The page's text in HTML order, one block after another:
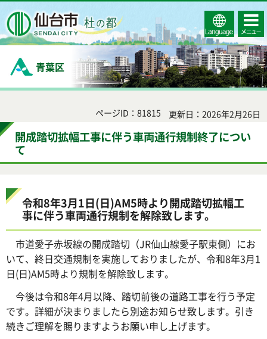
Select
Language
コンテ
ンツメ
ニュー
青葉区
ページID：81815 更新日：2026年2月26日
開成踏切拡幅工事に伴う車両通行規制終了につい
て
令和8年3月1日(日)AM5時より開成踏切拡幅工
事に伴う車両通行規制を解除致します。
市道愛子赤坂線の開成踏切（JR仙山線愛子駅東側）にお
いて、終日交通規制を実施しておりましたが、令和8年3月1
日(日)AM5時より規制を解除致します。
今後は令和8年4月以降、踏切前後の道路工事を行う予定
です。詳細が決まりましたら別途お知らせ致します。引き
続きご理解を賜りますようお願い申し上げます。